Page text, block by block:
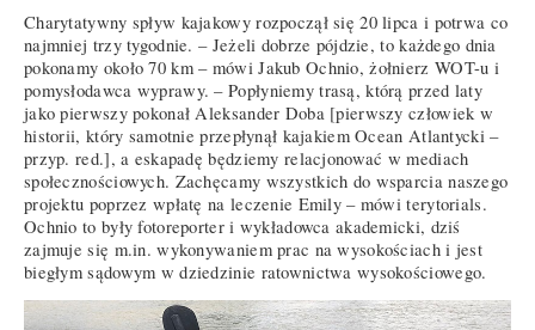
Charytatywny spływ kajakowy rozpoczął się 20 lipca i potrwa co
najmniej trzy tygodnie. – Jeżeli dobrze pójdzie, to każdego dnia
pokonamy około 70 km – mówi Jakub Ochnio, żołnierz WOT-u i
pomysłodawca wyprawy. – Popłyniemy trasą, którą przed laty
jako pierwszy pokonał Aleksander Doba [pierwszy człowiek w
historii, który samotnie przepłynął kajakiem Ocean Atlantycki –
przyp. red.], a eskapadę będziemy relacjonować w mediach
społecznościowych. Zachęcamy wszystkich do wsparcia naszego
projektu poprzez wpłatę na leczenie Emily – mówi terytorials.
Ochnio to były fotoreporter i wykładowca akademicki, dziś
zajmuje się m.in. wykonywaniem prac na wysokościach i jest
biegłym sądowym w dziedzinie ratownictwa wysokościowego.